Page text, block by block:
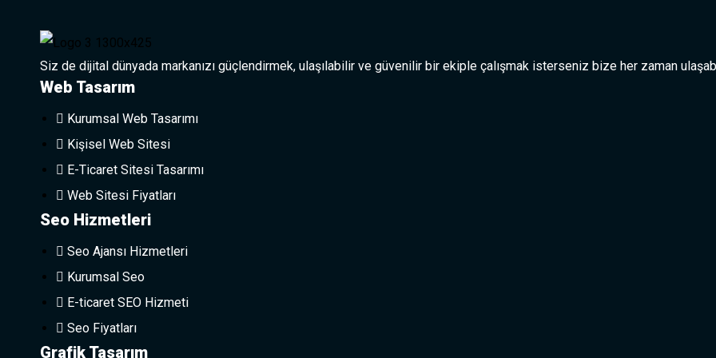
Siz de dijital dünyada markanızı güçlendirmek, ulaşılabilir ve güvenilir bir ekiple çalışmak isterseniz bize her zaman
Web Tasarım
Kurumsal Web Tasarımı
Kişisel Web Sitesi
E-Ticaret Sitesi Tasarımı
Web Sitesi Fiyatları
Seo Hizmetleri
Seo Ajansı Hizmetleri
Kurumsal Seo
E-ticaret SEO Hizmeti
Seo Fiyatları
Grafik Tasarım